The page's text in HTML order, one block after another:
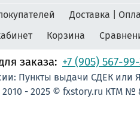
Доставка |
Корзина
заказа: +7 (905) 567-
Пункты выдачи СДЕК или
2010 - 2025 © fxstory.ru КТМ №